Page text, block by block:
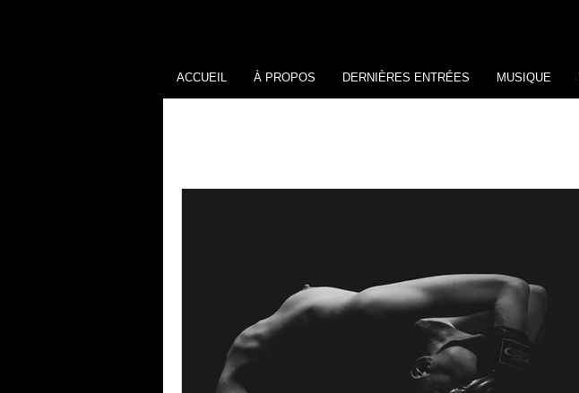
ACCUEIL À PROPOS DERNIÈRES ENTRÉES MUSIQUE